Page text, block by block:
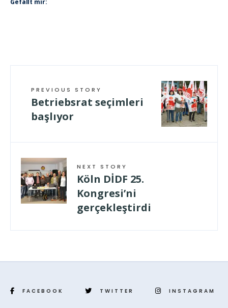
PREVIOUS STORY
Betriebsrat seçimleri
başlıyor
NEXT STORY
Köln DİDF 25.
Kongresi’ni
gerçekleştirdi
FACEBOOK TWITTER INSTAGRAM